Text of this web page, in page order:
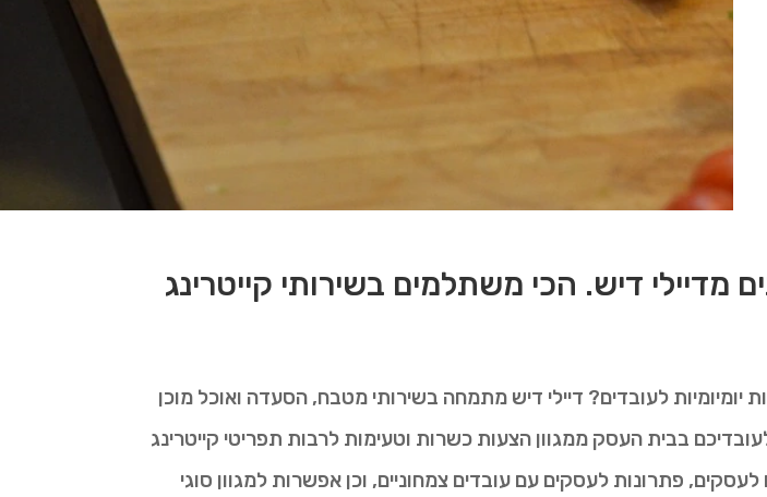
מדיילי דיש. הכי משתלמים בשירותי קייטרינג
לעובדים? דיילי דיש מתמחה בשירותי מטבח, הסעדה ואוכל מוכן
בבית העסק ממגוון הצעות כשרות וטעימות לרבות תפריטי קייטרינג
פתרונות לעסקים עם עובדים צמחוניים, וכן אפשרות למגוון סוגי